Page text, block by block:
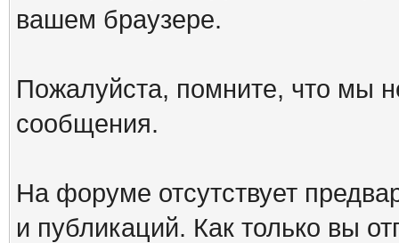
вашем браузере.
Пожалуйста, помните, что мы
сообщения.
На форуме отсутствует
и публикаций. Как только вы